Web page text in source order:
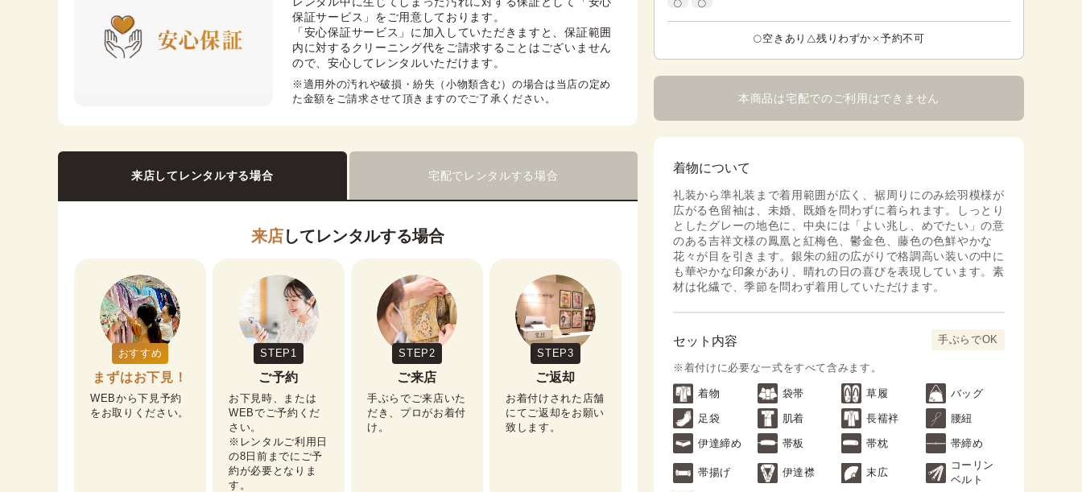
保証サービス」をご用意しております。
「安心保証サービス」に加入していただきますと、保証範囲
内に対するクリーニング代をご請求することはございません
ので、安心してレンタルいただけます。
※適用外の汚れや破損・紛失（小物類含む）の場合は当店の定め
た金額をご請求させて頂きますのでご了承ください。
来店してレンタルする場合 宅配でレンタルする場合
来店してレンタルする場合
おすすめ
まずはお下見！
WEBから下見予約
をお取りください。
STEP1
ご予約
お下見時、または
WEBでご予約くだ
さい。
※レンタルご利用日
の8日前までにご予
約が必要となりま
す。
STEP2
ご来店
手ぶらでご来店いた
だき、プロがお着付
け。
STEP3
ご返却
お着付けされた店舗
にてご返却をお願い
致します。
空きあり 残りわずか 予約不可
本商品は宅配でのご利用はできません
着物について
礼装から準礼装まで着用範囲が広く、裾周りにのみ絵羽模様が
広がる色留袖は、未婚、既婚を問わずに着られます。しっとり
としたグレーの地色に、中央には「よい兆し、めでたい」の意
のある吉祥文様の鳳凰と紅梅色、鬱金色、藤色の色鮮やかな
花々が目を引きます。銀朱の紐の広がりで格調高い装いの中に
も華やかな印象があり、晴れの日の喜びを表現しています。素
材は化繊で、季節を問わず着用していただけます。
セット内容 手ぶらでOK
※着付けに必要な一式をすべて含みます。
着物 袋帯 草履 バッグ
足袋 肌着 長襦袢 腰紐
伊達締め 帯板 帯枕 帯締め
帯揚げ 伊達襟 末広
コーリン
ベルト